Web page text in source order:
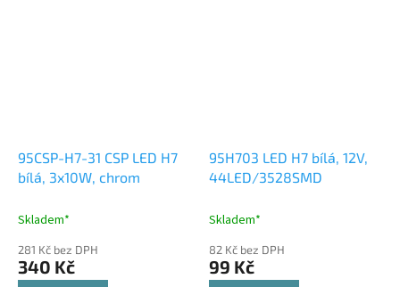
95CSP-H7-31 CSP LED H7
bílá, 3x10W, chrom
Skladem*
281 Kč bez DPH
340 Kč
95H703 LED H7 bílá, 12V,
44LED/3528SMD
Skladem*
82 Kč bez DPH
99 Kč